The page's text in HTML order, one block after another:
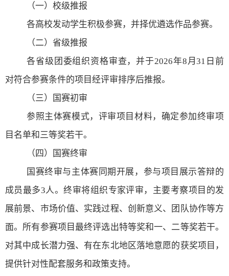
（一）校级推报
各高校发动学生积极参赛，并择优遴选作品参赛。
（二）省级推报
各省级团委组织资格审查，并于2026年8 月31 日前
对符合参赛条件的项目经评审排序后推报。
（三）国赛初审
参照主体赛模式，评审项目材料，确定参加终审项
目名单和三等奖若干。
（四）国赛终审
国赛终审与主体赛同期开展，参与项目展示答辩的
成员最多3人。终审将组织专家评审，主要考察项目的发
展前景、市场价值、实践过程、创新意义、团队协作等方
面。所有参赛项目最终评选出特等奖和一、二等奖若干。
对其中成长潜力强、有在东北地区落地意愿的获奖项目，
提供针对性配套服务和政策支持。